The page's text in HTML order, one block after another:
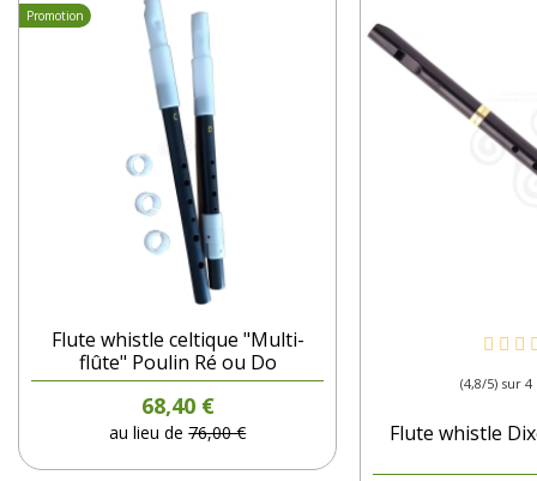
Promotion
Flute whistle celtique "Multi-
flûte" Poulin Ré ou Do
Prix
68,40 €
Prix de base
au lieu de76,00 €
(4,8/5) sur 4
Flute whistle